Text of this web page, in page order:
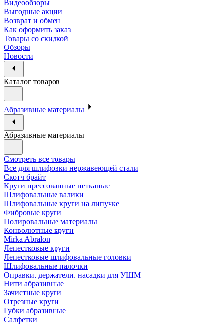
Видеообзоры
Выгодные акции
Возврат и обмен
Как оформить заказ
Товары со скидкой
Обзоры
Новости
Каталог товаров
Абразивные материалы
Абразивные материалы
Смотреть все товары
Все для шлифовки нержавеющей стали
Скотч брайт
Круги прессованные нетканые
Шлифовальные валики
Шлифовальные круги на липучке
Фибровые круги
Полировальные материалы
Конволютные круги
Mirka Abralon
Лепестковые круги
Лепестковые шлифовальные головки
Шлифовальные палочки
Оправки, держатели, насадки для УШМ
Нити абразивные
Зачистные круги
Отрезные круги
Губки абразивные
Салфетки